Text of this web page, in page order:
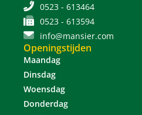
0523 - 613464
0523 - 613594
info@mansier.com
Openingstijden
Maandag
Dinsdag
Woensdag
Donderdag